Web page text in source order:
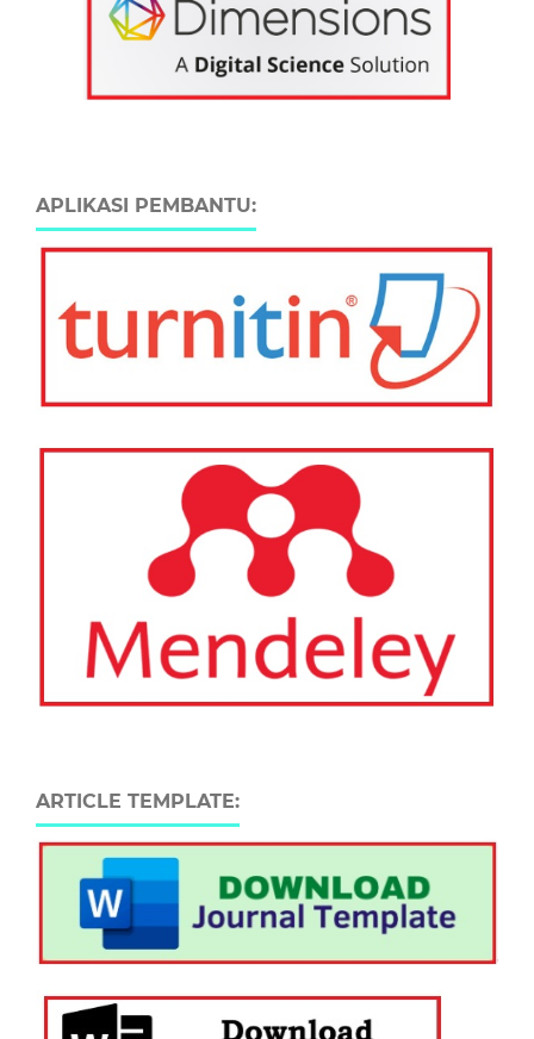
APLIKASI PEMBANTU:
ARTICLE TEMPLATE: